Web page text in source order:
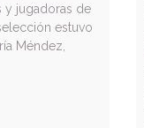
y jugadoras de
estuvo
Méndez,